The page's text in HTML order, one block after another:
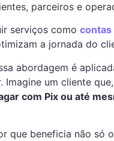
parceiros e
serviços como contas
a jornada do
abordagem é
Imagine um cliente
com Pix ou até
que beneficia não só